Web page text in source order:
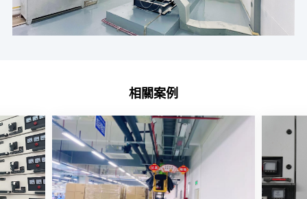
相關案例